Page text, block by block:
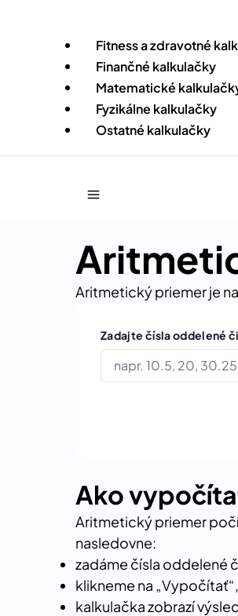
Fitness a zdravotné
Finančné kalkulačky
Matematické
Fyzikálne kalkulačky
Ostatné kalkulačky
Aritmetický priemer je
Zadajte čísla oddelené
Ako
Aritmetický priemer
nasledovne:
zadáme čísla oddelené
klikneme na „Vypočítať“,
kalkulačka zobrazí